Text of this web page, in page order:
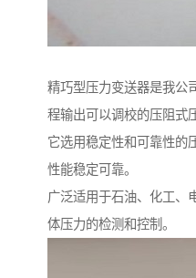
精巧型压力变送器是我公
程输出可以调校的压阻式
它选用稳定性和可靠性的
性能稳定可靠。
广泛适用于石油、化工、
体压力的检测和控制。